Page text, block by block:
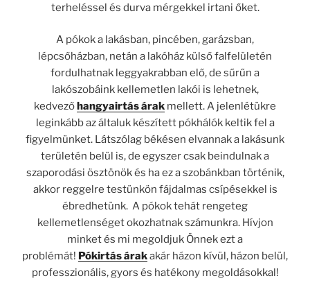
terheléssel és durva mérgekkel irtani őket.
A pókok a lakásban, pincében, garázsban,
lépcsőházban, netán a lakóház külső falfelületén
fordulhatnak leggyakrabban elő, de sűrűn a
lakószobáink kellemetlen lakói is lehetnek,
kedvező hangyairtás árak mellett. A jelenlétükre
leginkább az általuk készített pókhálók keltik fel a
figyelmünket. Látszólag békésen elvannak a lakásunk
területén belül is, de egyszer csak beindulnak a
szaporodási ösztönök és ha ez a szobánkban történik,
akkor reggelre testünkön fájdalmas csípésekkel is
ébredhetünk. A pókok tehát rengeteg
kellemetlenséget okozhatnak számunkra. Hívjon
minket és mi megoldjuk Önnek ezt a
problémát! Pókirtás árakakár házon kívül, házon belül,
professzionális, gyors és hatékony megoldásokkal!